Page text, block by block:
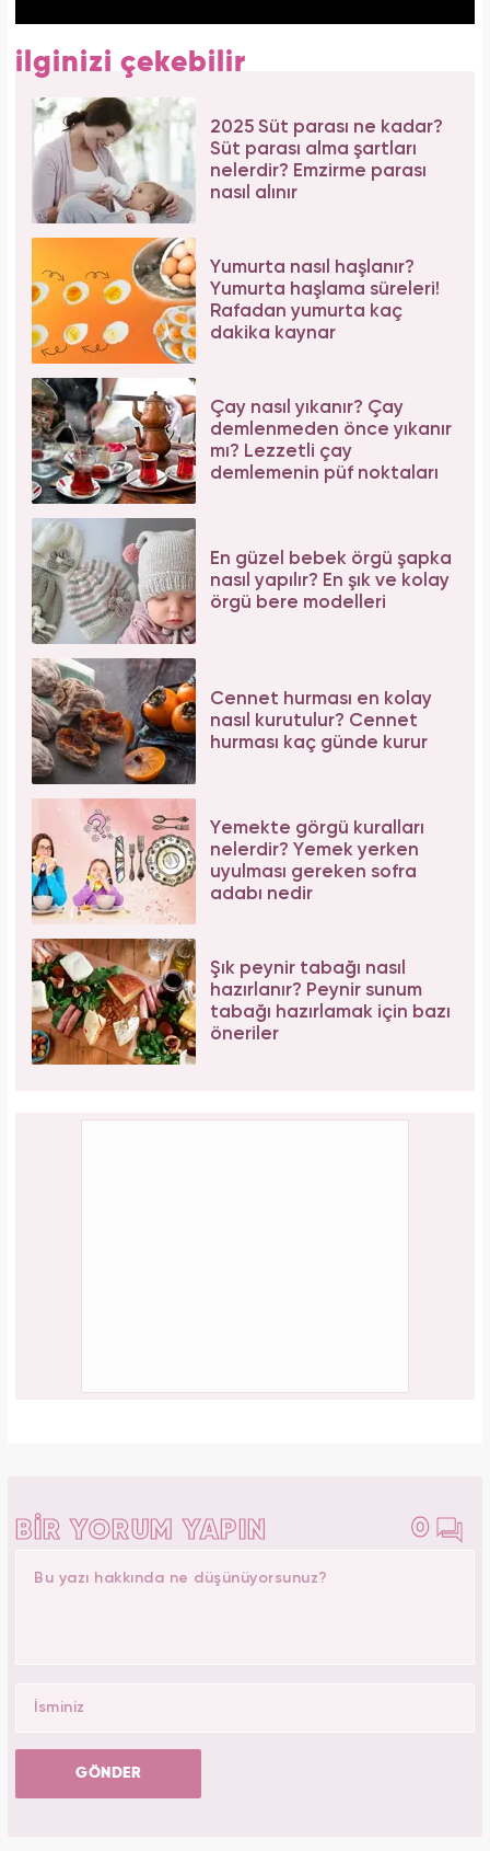
ilginizi çekebilir
2025 Süt parası ne kadar?
Süt parası alma şartları
nelerdir? Emzirme parası
nasıl alınır
Yumurta nasıl haşlanır?
Yumurta haşlama süreleri!
Rafadan yumurta kaç
dakika kaynar
Çay nasıl yıkanır? Çay
demlenmeden önce yıkanır
mı? Lezzetli çay
demlemenin püf noktaları
En güzel bebek örgü şapka
nasıl yapılır? En şık ve kolay
örgü bere modelleri
Cennet hurması en kolay
nasıl kurutulur? Cennet
hurması kaç günde kurur
Yemekte görgü kuralları
nelerdir? Yemek yerken
uyulması gereken sofra
adabı nedir
Şık peynir tabağı nasıl
hazırlanır? Peynir sunum
tabağı hazırlamak için bazı
öneriler
BİR YORUM YAPIN 0
GÖNDER